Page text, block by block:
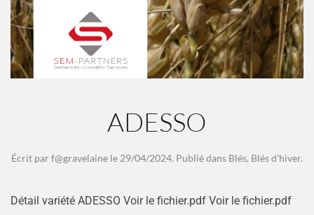
ADESSO
Écrit par f@gravelaine le 29/04/2024. Publié dans Blés, Blés d'hiver.
Détail variété ADESSO Voir le fichier.pdf Voir le fichier.pdf